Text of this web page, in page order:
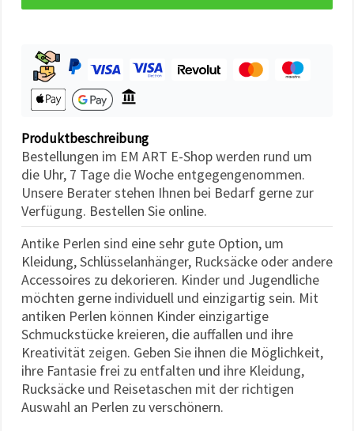
akzeptieren
Cookie-
Einstellungen
Produktbeschreibung
Bestellungen im EM ART E-Shop werden rund um
die Uhr, 7 Tage die Woche entgegengenommen.
Unsere Berater stehen Ihnen bei Bedarf gerne zur
Verfügung. Bestellen Sie online.
Antike Perlen sind eine sehr gute Option, um
Kleidung, Schlüsselanhänger, Rucksäcke oder andere
Accessoires zu dekorieren. Kinder und Jugendliche
möchten gerne individuell und einzigartig sein. Mit
antiken Perlen können Kinder einzigartige
Schmuckstücke kreieren, die auffallen und ihre
Kreativität zeigen. Geben Sie ihnen die Möglichkeit,
ihre Fantasie frei zu entfalten und ihre Kleidung,
Rucksäcke und Reisetaschen mit der richtigen
Auswahl an Perlen zu verschönern.